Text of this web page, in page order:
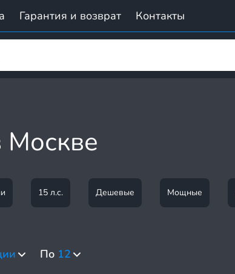
Гарантия и возврат Контакты
Москве
15 л.с. Дешевые Мощные
По 12